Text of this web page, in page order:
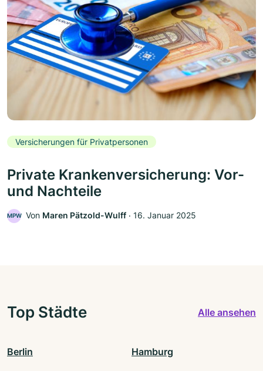
Versicherungen für Privatpersonen
Private Krankenversicherung: Vor-
und Nachteile
MPW Von Maren Pätzold-Wulff ‧ 16. Januar 2025
Top Städte Alle ansehen
Berlin Hamburg